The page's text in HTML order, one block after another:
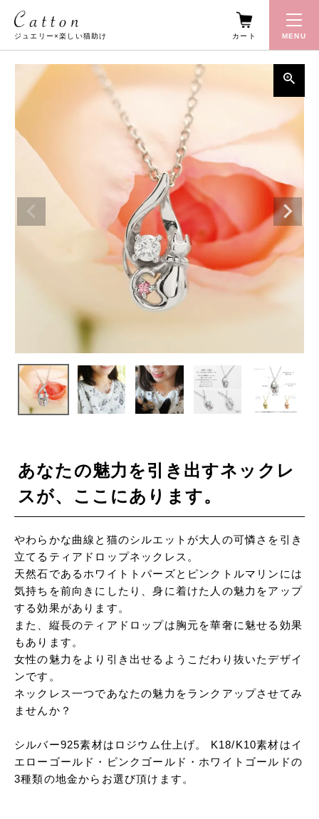
ジュエリー×楽しい猫助け カート MENU
あなたの魅力を引き出すネックレ
スが、ここにあります。
やわらかな曲線と猫のシルエットが大人の可憐さを引き
立てるティアドロップネックレス。
天然石であるホワイトトパーズとピンクトルマリンには
気持ちを前向きにしたり、身に着けた人の魅力をアップ
する効果があります。
また、縦長のティアドロップは胸元を華奢に魅せる効果
もあります。
女性の魅力をより引き出せるようこだわり抜いたデザイ
ンです。
ネックレス一つであなたの魅力をランクアップさせてみ
ませんか？
シルバー925素材はロジウム仕上げ。 K18/K10素材はイ
エローゴールド・ピンクゴールド・ホワイトゴールドの
3種類の地金からお選び頂けます。